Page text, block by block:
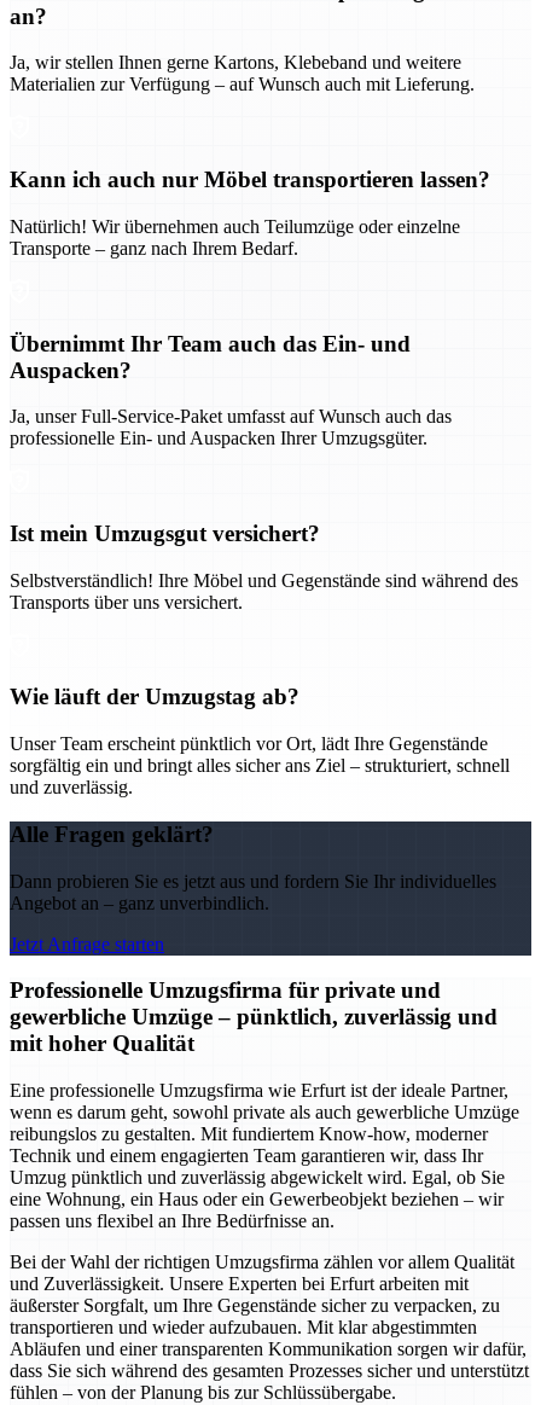
an?
Ja, wir stellen Ihnen gerne Kartons, Klebeband und weitere
Materialien zur Verfügung – auf Wunsch auch mit Lieferung.
Kann ich auch nur Möbel transportieren lassen?
Natürlich! Wir übernehmen auch Teilumzüge oder einzelne
Transporte – ganz nach Ihrem Bedarf.
Übernimmt Ihr Team auch das Ein- und
Auspacken?
Ja, unser Full-Service-Paket umfasst auf Wunsch auch das
professionelle Ein- und Auspacken Ihrer Umzugsgüter.
Ist mein Umzugsgut versichert?
Selbstverständlich! Ihre Möbel und Gegenstände sind während des
Transports über uns versichert.
Wie läuft der Umzugstag ab?
Unser Team erscheint pünktlich vor Ort, lädt Ihre Gegenstände
sorgfältig ein und bringt alles sicher ans Ziel – strukturiert, schnell
und zuverlässig.
Alle Fragen geklärt?
Dann probieren Sie es jetzt aus und fordern Sie Ihr individuelles
Angebot an – ganz unverbindlich.
Jetzt Anfrage starten
Professionelle Umzugsfirma für private und
gewerbliche Umzüge – pünktlich, zuverlässig und
mit hoher Qualität
Eine professionelle Umzugsfirma wie Erfurt ist der ideale Partner,
wenn es darum geht, sowohl private als auch gewerbliche Umzüge
reibungslos zu gestalten. Mit fundiertem Know-how, moderner
Technik und einem engagierten Team garantieren wir, dass Ihr
Umzug pünktlich und zuverlässig abgewickelt wird. Egal, ob Sie
eine Wohnung, ein Haus oder ein Gewerbeobjekt beziehen – wir
passen uns flexibel an Ihre Bedürfnisse an.
Bei der Wahl der richtigen Umzugsfirma zählen vor allem Qualität
und Zuverlässigkeit. Unsere Experten bei Erfurt arbeiten mit
äußerster Sorgfalt, um Ihre Gegenstände sicher zu verpacken, zu
transportieren und wieder aufzubauen. Mit klar abgestimmten
Abläufen und einer transparenten Kommunikation sorgen wir dafür,
dass Sie sich während des gesamten Prozesses sicher und unterstützt
fühlen – von der Planung bis zur Schlüssübergabe.